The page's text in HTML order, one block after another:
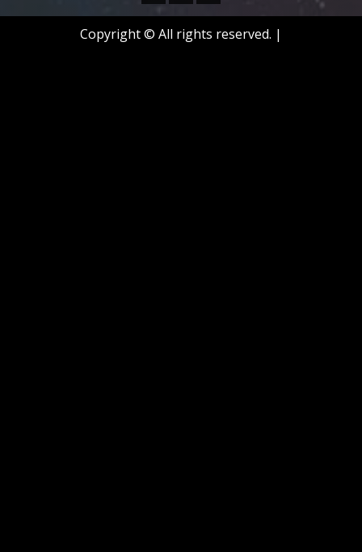
Copyright © All rights reserved. |